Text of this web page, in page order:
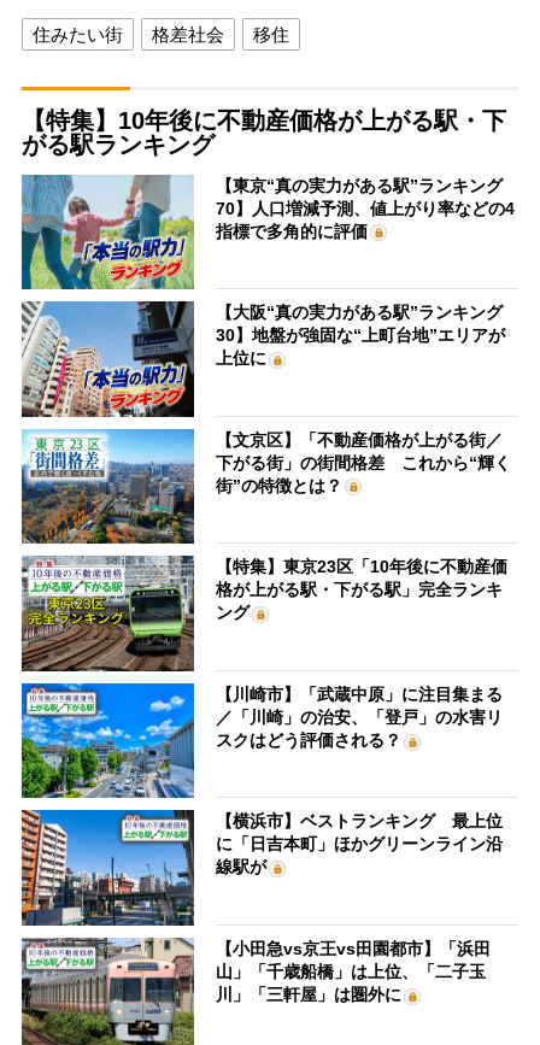
住みたい街 格差社会 移住
【特集】10年後に不動産価格が上がる駅・下
がる駅ランキング
【東京“真の実力がある駅”ランキング
70】人口増減予測、値上がり率などの4
指標で多角的に評価
【大阪“真の実力がある駅”ランキング
30】地盤が強固な“上町台地”エリアが
上位に
【文京区】「不動産価格が上がる街／
下がる街」の街間格差 これから“輝く
街”の特徴とは？
【特集】東京23区「10年後に不動産価
格が上がる駅・下がる駅」完全ランキ
ング
【川崎市】「武蔵中原」に注目集まる
／「川崎」の治安、「登戸」の水害リ
スクはどう評価される？
【横浜市】ベストランキング 最上位
に「日吉本町」ほかグリーンライン沿
線駅が
【小田急vs京王vs田園都市】「浜田
山」「千歳船橋」は上位、「二子玉
川」「三軒屋」は圏外に